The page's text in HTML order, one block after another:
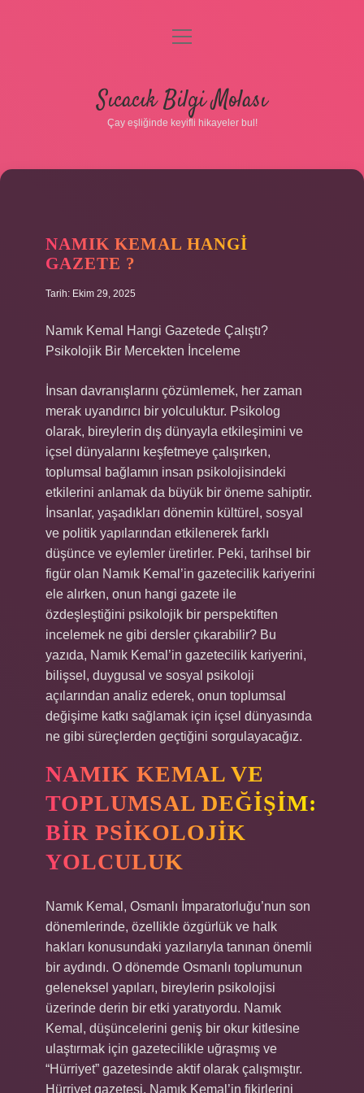
Gizlilik Politikası
Hakkımızda
menüyü
Sıcacık Bilgi Molası
Çay eşliğinde keyifli hikayeler bul!
NAMIK KEMAL HANGI
GAZETE ?
Tarih: Ekim 29, 2025
Namık Kemal Hangi Gazetede Çalıştı?
Psikolojik Bir Mercekten İnceleme
İnsan davranışlarını çözümlemek, her zaman
merak uyandırıcı bir yolculuktur. Psikolog
olarak, bireylerin dış dünyayla etkileşimini ve
içsel dünyalarını keşfetmeye çalışırken,
toplumsal bağlamın insan psikolojisindeki
etkilerini anlamak da büyük bir öneme sahiptir.
İnsanlar, yaşadıkları dönemin kültürel, sosyal
ve politik yapılarından etkilenerek farklı
düşünce ve eylemler üretirler. Peki, tarihsel bir
figür olan Namık Kemal’in gazetecilik kariyerini
ele alırken, onun hangi gazete ile
özdeşleştiğini psikolojik bir perspektiften
incelemek ne gibi dersler çıkarabilir? Bu
yazıda, Namık Kemal’in gazetecilik kariyerini,
bilişsel, duygusal ve sosyal psikoloji
açılarından analiz ederek, onun toplumsal
değişime katkı sağlamak için içsel dünyasında
ne gibi süreçlerden geçtiğini sorgulayacağız.
NAMIK KEMAL VE
TOPLUMSAL DEĞIŞIM:
BIR PSIKOLOJIK
YOLCULUK
Namık Kemal, Osmanlı İmparatorluğu’nun son
dönemlerinde, özellikle özgürlük ve halk
hakları konusundaki yazılarıyla tanınan önemli
bir aydındı. O dönemde Osmanlı toplumunun
geleneksel yapıları, bireylerin psikolojisi
üzerinde derin bir etki yaratıyordu. Namık
Kemal, düşüncelerini geniş bir okur kitlesine
ulaştırmak için gazetecilikle uğraşmış ve
“Hürriyet” gazetesinde aktif olarak çalışmıştır.
Hürriyet gazetesi, Namık Kemal’in fikirlerini